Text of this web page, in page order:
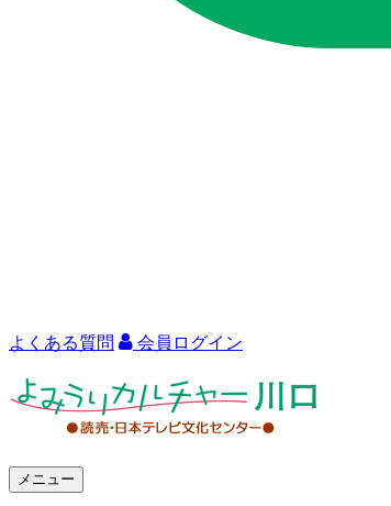
よくある質問 会員ログイン
メニュー